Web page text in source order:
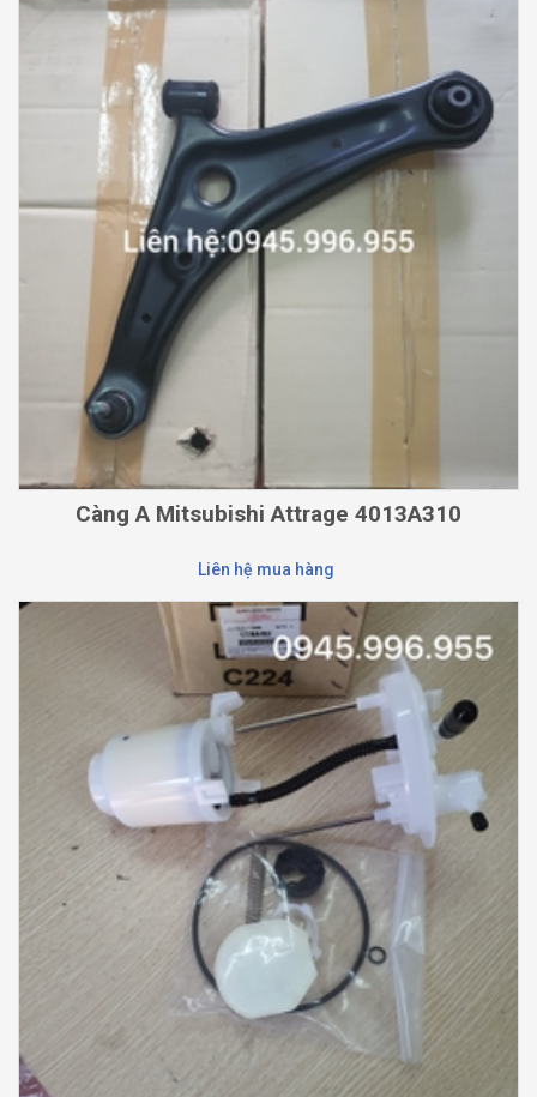
Càng A Mitsubishi Attrage 4013A310
Liên hệ mua hàng